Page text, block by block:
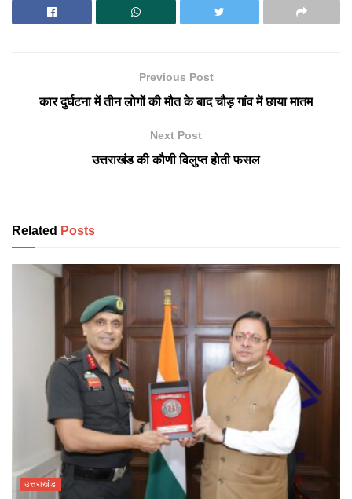
Previous Post
कार दुर्घटना में तीन लोगों की मौत के बाद चौड़ गांव में छाया मातम
Next Post
उत्तराखंड की कौणी विलुप्त होती फसल
Related Posts
उत्तराखंड